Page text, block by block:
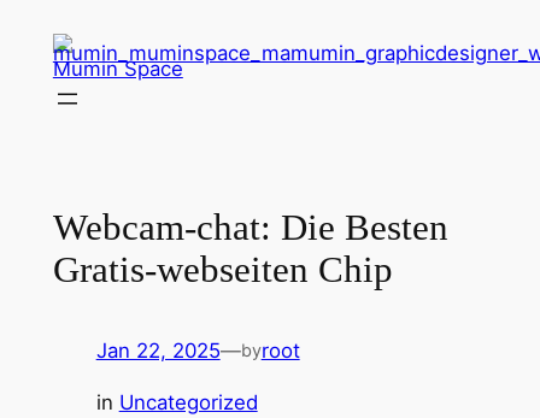
content
Mumin Space
Webcam-chat: Die Besten
Gratis-webseiten Chip
Jan 22, 2025—byroot
in Uncategorized